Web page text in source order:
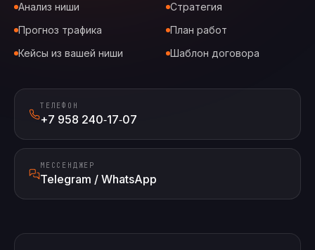
Анализ ниши
Стратегия
Прогноз трафика
План работ
Кейсы из вашей ниши
Шаблон договора
ТЕЛЕФОН
+7 958 240‑17‑07
МЕССЕНДЖЕР
Telegram / WhatsApp